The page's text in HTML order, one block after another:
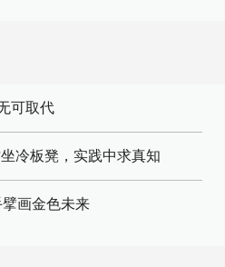
可取代
冷板凳，实践中求真知
画金色未来